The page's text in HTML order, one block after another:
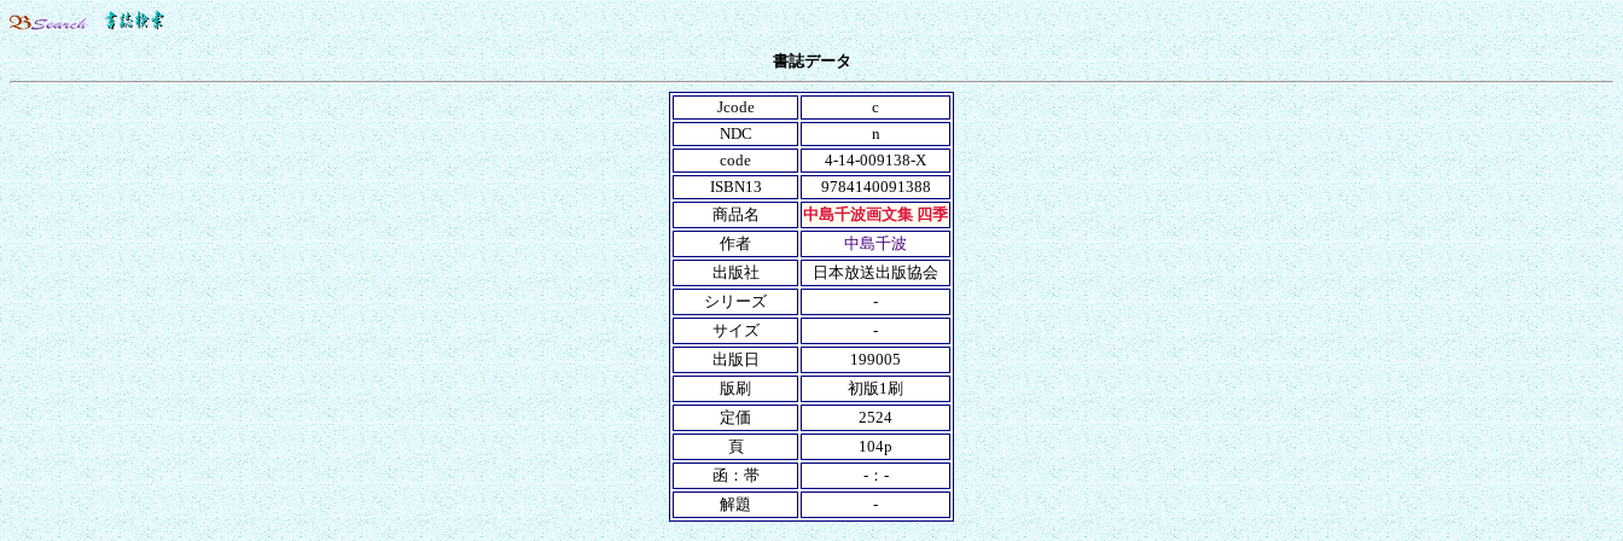
書誌データ
Jcode
c
NDC
n
code
4-14-009138-X
ISBN13
9784140091388
商品名
中島千波画文集 四季
作者
中島千波
出版社
日本放送出版協会
シリーズ
-
サイズ
-
出版日
199005
版刷
初版1刷
定価
2524
頁
104p
函：帯
-：-
解題
-